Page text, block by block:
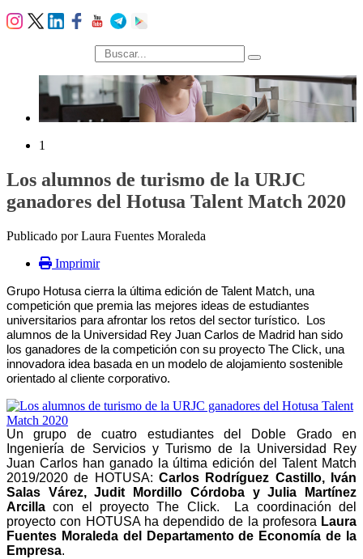
búsqueda
1
Los alumnos de turismo de la URJC
ganadores del Hotusa Talent Match 2020
Publicado por Laura Fuentes Moraleda
Imprimir
Grupo Hotusa cierra la última edición de Talent Match, una
competición que premia las mejores ideas de estudiantes
universitarios para afrontar los retos del sector turístico.
Los
alumnos de la Universidad Rey Juan Carlos de Madrid han sido
los ganadores de la competición con su proyecto The Click, una
innovadora idea basada en un modelo de alojamiento sostenible
orientado al cliente corporativo.
Un grupo de cuatro estudiantes del Doble Grado en
Ingeniería de Servicios y Turismo de la Universidad Rey
Juan Carlos han ganado la última edición del Talent Match
2019/2020 de HOTUSA: Carlos Rodríguez Castillo, Iván
Salas Várez, Judit Mordillo Córdoba y Julia Martínez
Arcilla con el proyecto The Click. La coordinación del
proyecto con HOTUSA ha dependido de la profesora Laura
Fuentes Moraleda del Departamento de Economía de la
Empresa.